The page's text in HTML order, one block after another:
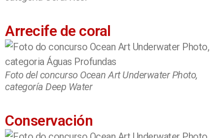
Arrecife de coral
Foto del concurso Ocean Art Underwater Photo,
categoría Deep Water
Conservación